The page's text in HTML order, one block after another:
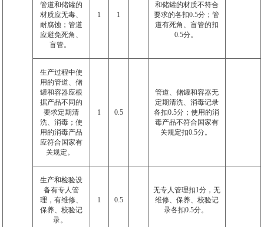
管道和储罐的
材质应无毒、
耐腐蚀；管道
应避免死角、
盲管。
1 1
和储罐的材质不符合
要求的各扣0.5分；管
道有死角、盲管的扣
0.5分。
生产过程中使
用的管道、储
罐和容器应根
据产品不同的
要求定期清
洗、消毒；使
用的消毒产品
应符合国家有
关规定。
1 0.5
管道、储罐和容器无
定期清洗、消毒记录
各扣0.5分；使用的消
毒产品不符合国家有
关规定扣0.5分。
生产和检验设
备有专人管
理，有维修、
保养、校验记
录。
1 0.5
无专人管理扣1分，无
维修、保养、校验记
录各扣0.5分。